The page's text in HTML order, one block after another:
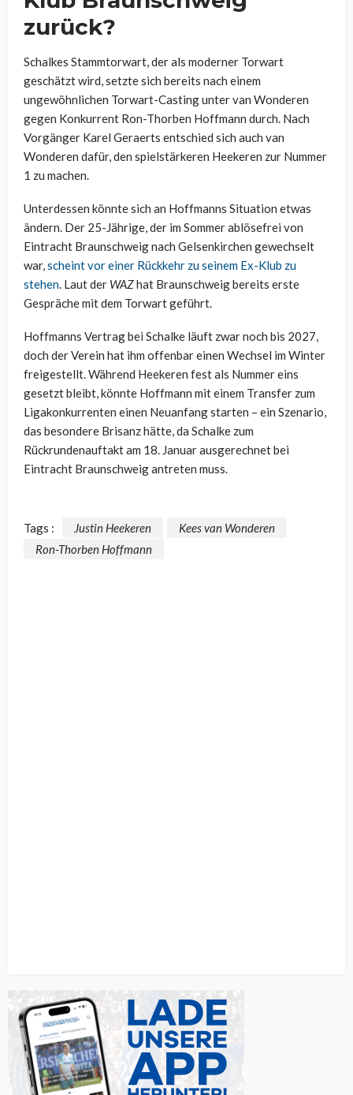
zurück?
Schalkes Stammtorwart, der als moderner Torwart
geschätzt wird, setzte sich bereits nach einem
ungewöhnlichen Torwart-Casting unter van Wonderen
gegen Konkurrent Ron-Thorben Hoffmann durch. Nach
Vorgänger Karel Geraerts entschied sich auch van
Wonderen dafür, den spielstärkeren Heekeren zur Nummer
1 zu machen.
Unterdessen könnte sich an Hoffmanns Situation etwas
ändern. Der 25-Jährige, der im Sommer ablösefrei von
Eintracht Braunschweig nach Gelsenkirchen gewechselt
war,scheint vor einer Rückkehr zu seinem Ex-Klub zu
stehen. Laut der WAZhat Braunschweig bereits erste
Gespräche mit dem Torwart geführt.
Hoffmanns Vertrag bei Schalke läuft zwar noch bis 2027,
doch der Verein hat ihm offenbar einen Wechsel im Winter
freigestellt. Während Heekeren fest als Nummer eins
gesetzt bleibt, könnte Hoffmann mit einem Transfer zum
Ligakonkurrenten einen Neuanfang starten – ein Szenario,
das besondere Brisanz hätte, da Schalke zum
Rückrundenauftakt am 18. Januar ausgerechnet bei
Eintracht Braunschweig antreten muss.
Tags : Justin Heekeren
Kees van Wonderen
Ron-Thorben Hoffmann